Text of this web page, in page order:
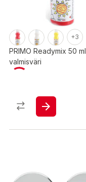
+3
PRIMO Readymix 50 ml
valmisväri